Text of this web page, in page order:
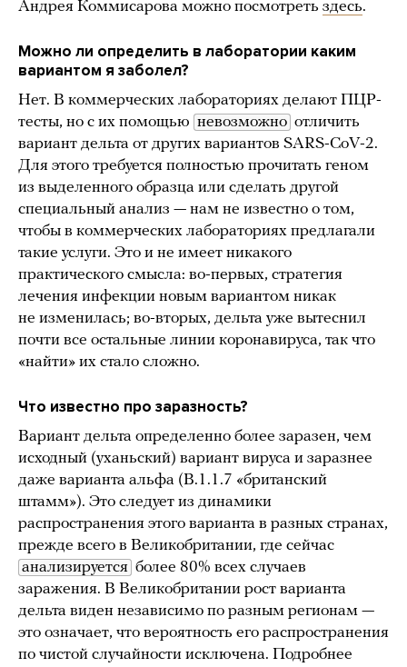
Андрея Коммисарова можно посмотреть здесь.
Можно ли определить в лаборатории каким
вариантом я заболел?
Нет. В коммерческих лабораториях делают ПЦР-
тесты, но с их помощью невозможно отличить
вариант дельта от других вариантов SARS-CoV-2.
Для этого требуется полностью прочитать геном
из выделенного образца или сделать другой
специальный анализ — нам не известно о том,
чтобы в коммерческих лабораториях предлагали
такие услуги. Это и не имеет никакого
практического смысла: во-первых, стратегия
лечения инфекции новым вариантом никак
не изменилась; во-вторых, дельта уже вытеснил
почти все остальные линии коронавируса, так что
«найти» их стало сложно.
Что известно про заразность?
Вариант дельта определенно более заразен, чем
исходный (уханьский) вариант вируса и заразнее
даже варианта альфа (B.1.1.7 «британский
штамм»). Это следует из динамики
распространения этого варианта в разных странах,
прежде всего в Великобритании, где сейчас
анализируется более 80% всех случаев
заражения. В Великобритании рост варианта
дельта виден независимо по разным регионам —
это означает, что вероятность его распространения
по чистой случайности исключена. Подробнее